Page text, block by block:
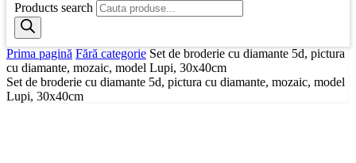
Products search
Prima pagină Fără categorie Set de broderie cu diamante 5d, pictura
cu diamante, mozaic, model Lupi, 30x40cm
Set de broderie cu diamante 5d, pictura cu diamante, mozaic, model
Lupi, 30x40cm